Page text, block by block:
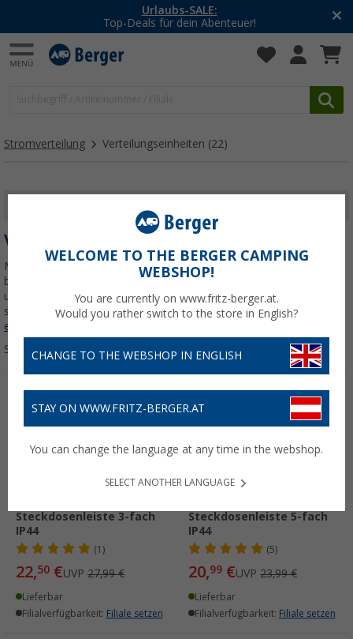
-20% auf Kleidung und Schuhe
Mit dem Aktionscode20SSV
Stromverteilung Verteilungseinheiten (22)
VERTEILUNGSEINHEITEN
Mit den richtigen Verteilungseinheiten bist du im Campingurlaub
bestens für jede Stromsituation gerüstet. Erfahre hier, warum
unsere Produkte die perfekte Lösung für deine Campingabenteuer
sind.
Jetzt mehr über unsere KategorieVerteilungseinheiten
erfahren...
Sortieren:
%
Steckdosenleiste 3-fach
IP44
(1)
22,50 €UVP 27,99 €
Lieferbar
Filialverfügbarkeit: Filiale setzen
%
Steckdosenleiste 5-fach
IP44
(5)
20,99 €UVP 23,99 €
Lieferbar
Filialverfügbarkeit: Filiale setzen
WELCOME TO THE BERGER CAMPING
WEBSHOP!
You are currently on www.fritz-berger.at.
Would you rather switch to the store in English?
CHANGE TO THE WEBSHOP IN ENGLISH
STAY ON WWW.FRITZ-BERGER.AT
You can change the language at any time in the webshop.
SELECT ANOTHER LANGUAGE